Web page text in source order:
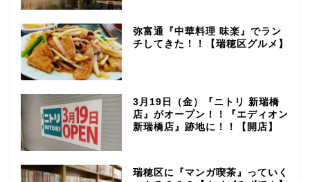
弥富通『中華料理 味楽』でラン
チしてきた！！【瑞穂区グルメ】
3月19日（金）『ニトリ 新瑞橋
店』がオープン！！『エディオン
新瑞橋店』跡地に！！【開店】
瑞穂区に『マンガ喫茶』っていく